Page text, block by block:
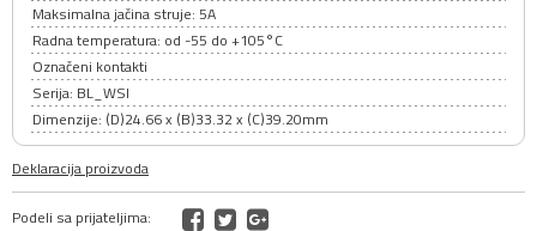
Maksimalna jačina struje: 5A
Radna temperatura: od -55 do +105°C
Označeni kontakti
Serija: BL_WSI
Dimenzije: (D)24.66 x (B)33.32 x (C)39.20mm
Deklaracija proizvoda
Podeli sa prijateljima: